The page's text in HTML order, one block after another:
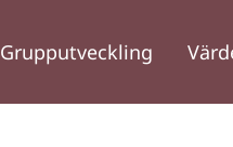
Grupputveckling